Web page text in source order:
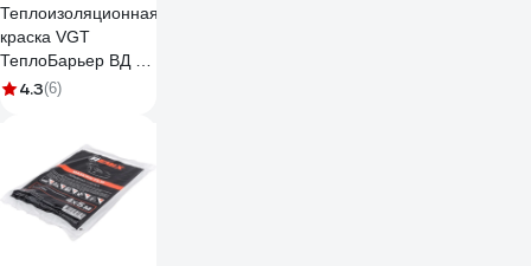
Теплоизоляционная
краска VGT
ТеплоБарьер ВД АК
1180 для нар/
4.3(6)